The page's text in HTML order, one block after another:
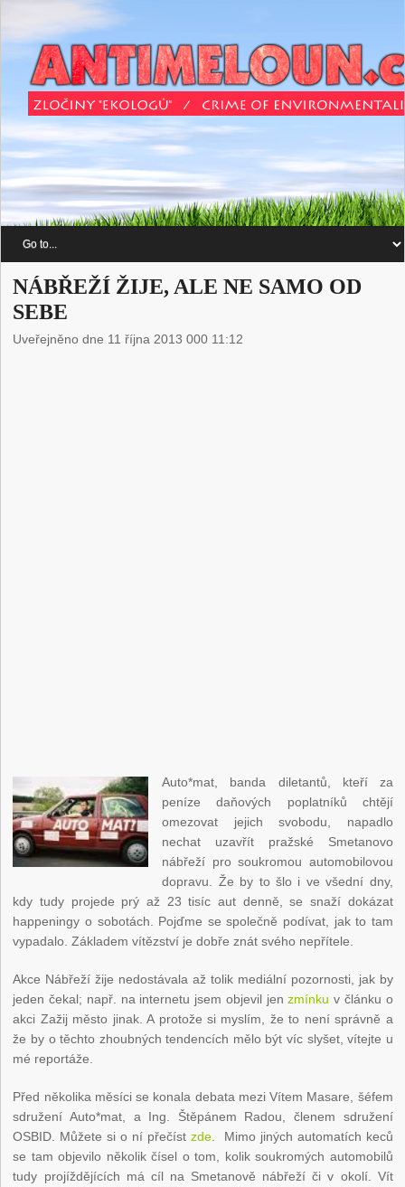
NÁBŘEŽÍ ŽIJE, ALE NE SAMO OD
SEBE
Uveřejněno dne 11 října 2013 000 11:12
Auto*mat, banda diletantů, kteří za
peníze daňových poplatníků chtějí
omezovat jejich svobodu, napadlo
nechat uzavřít pražské Smetanovo
nábřeží pro soukromou automobilovou
dopravu. Že by to šlo i ve všední dny,
kdy tudy projede prý až 23 tisíc aut denně, se snaží dokázat
happeningy o sobotách. Pojďme se společně podívat, jak to tam
vypadalo. Základem vítězství je dobře znát svého nepřítele.
Akce Nábřeží žije nedostávala až tolik mediální pozornosti, jak by
jeden čekal; např. na internetu jsem objevil jenzmínku v článku o
akci Zažij město jinak. A protože si myslím, že to není správně a
že by o těchto zhoubných tendencích mělo být víc slyšet, vítejte u
mé reportáže.
Před několika měsíci se konala debata mezi Vítem Masare, šéfem
sdružení Auto*mat, a Ing. Štěpánem Radou, členem sdružení
OSBID. Můžete si o ní přečístzde. Mimo jiných automatích keců
se tam objevilo několik čísel o tom, kolik soukromých automobilů
tudy projíždějících má cíl na Smetanově nábřeží či v okolí. Vít